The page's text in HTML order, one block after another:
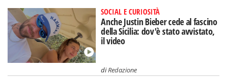
SOCIAL E CURIOSITÀ
Anche Justin Bieber cede al fascino
della Sicilia: dov'è stato avvistato,
il video
diRedazione